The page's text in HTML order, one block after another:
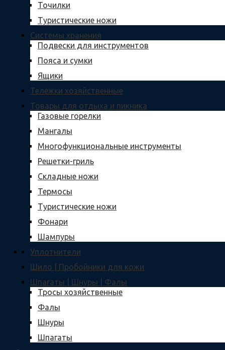
Точилки
Туристические ножи
Системы хранения
Подвески для инструментов
Пояса и сумки
Ящики
Тележки хозяйственные
Товары для отдыха и пикника
Газовые горелки
Мангалы
Многофункциональные инструменты
Решетки-гриль
Складные ножи
Термосы
Туристические ножи
Фонари
Шампуры
Уплотнители
Шило | Пробойники для кожи
Шпагаты | Шнуры | Фалы
Тросы хозяйственные
Фалы
Шнуры
Шпагаты